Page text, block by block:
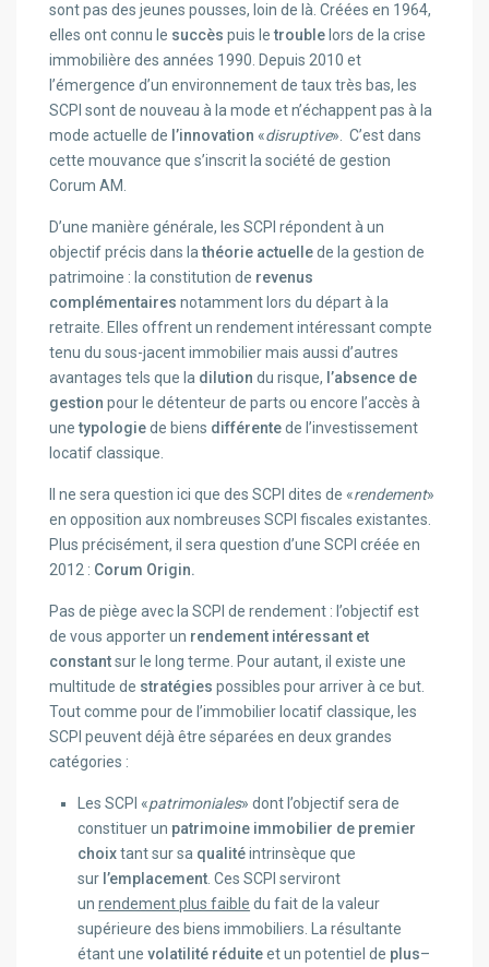
sont pas des jeunes pousses, loin de là. Créées en 1964,
elles ont connu le succèspuis letrouble lors de la crise
immobilière des années 1990. Depuis 2010 et
l’émergence d’un environnement de taux très bas, les
SCPI sont de nouveau à la mode et n’échappent pas à la
mode actuelle de l’innovation «disruptive». C’est dans
cette mouvance que s’inscrit la société de gestion
Corum AM.
D’une manière générale, les SCPI répondent à un
objectif précis dans lathéorie actuellede la gestion de
patrimoine : la constitution de revenus
complémentaires notamment lors du départ à la
retraite. Elles offrent un rendement intéressant compte
tenu du sous-jacent immobilier mais aussi d’autres
avantages tels que la dilutiondu risque, l’absence de
gestion pour le détenteur de parts ou encore l’accès à
unetypologiede biens différentede l’investissement
locatif classique.
Il ne sera question ici que des SCPI dites de «rendement»
en opposition aux nombreuses SCPI fiscales existantes.
Plus précisément, il sera question d’une SCPI créée en
2012 : Corum Origin.
Pas de piège avec la SCPI de rendement : l’objectif est
de vous apporter un rendement intéressant et
constantsur le long terme. Pour autant, il existe une
multitude de stratégiespossibles pour arriver à ce but.
Tout comme pour de l’immobilier locatif classique, les
SCPI peuvent déjà être séparées en deux grandes
catégories :
Les SCPI «patrimoniales» dont l’objectif sera de
constituer un patrimoine immobilier de premier
choixtant sur sa qualitéintrinsèque que
sur l’emplacement . Ces SCPI serviront
unrendement plus faible du fait de la valeur
supérieure des biens immobiliers. La résultante
étant unevolatilité réduiteet un potentiel de plus–